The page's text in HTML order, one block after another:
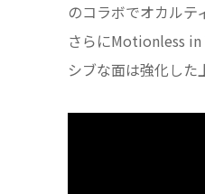
のコラボでオカルテ
さらにMotionless
シブな面は強化した